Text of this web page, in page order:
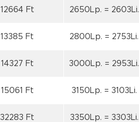
12664 Ft 2650Lp. = 2603Li.
13385 Ft 2800Lp. = 2753Li.
14327 Ft 3000Lp. = 2953Li.
15061 Ft 3150Lp. = 3103Li.
32283 Ft 3350Lp. = 3303Li.